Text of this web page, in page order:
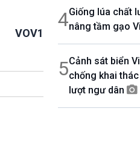
VOV1
4Giống lúa chất
nâng tầm gạo
5Cảnh sát biển
chống khai
lượt ngư dân